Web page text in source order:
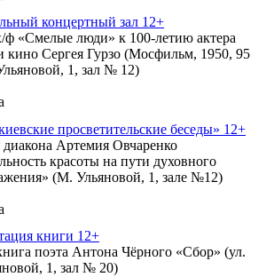
концертный зал 12+
ф «Смелые люди» к 100-летию актера
кино Сергея Гурзо (Мосфильм, 1950, 95
1, зал № 12)
просветительские беседы» 12+
Артемия Овчаренко
красоты на пути духовного
(М. Ульяновой, 1, зале №12)
книги 12+
поэта Антона Чёрного «Сбор» (ул.
1, зал № 20)